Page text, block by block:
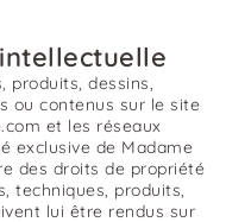
produits, dessins,
ou contenus sur le site
et les réseaux
exclusive de Madame
des droits de propriété
techniques, produits,
lui être rendus sur